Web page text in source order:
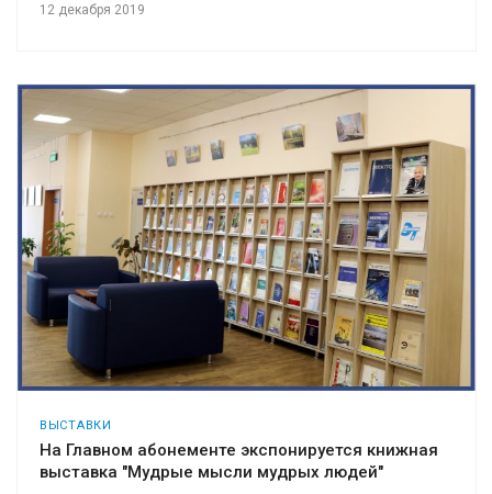
12 декабря 2019
ВЫСТАВКИ
На Главном абонементе экспонируется книжная
выставка "Мудрые мысли мудрых людей"